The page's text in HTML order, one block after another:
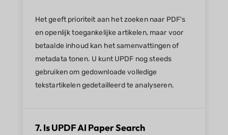
Het geeft prioriteit aan het zoeken naar PDF's
en openlijk toegankelijke artikelen, maar voor
betaalde inhoud kan het samenvattingen of
metadata tonen. U kunt UPDF nog steeds
gebruiken om gedownloade volledige
tekstartikelen gedetailleerd te analyseren.
7. Is UPDF AI Paper Search